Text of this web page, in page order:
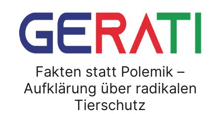
Fakten statt Polemik –
Aufklärung über radikalen
Tierschutz